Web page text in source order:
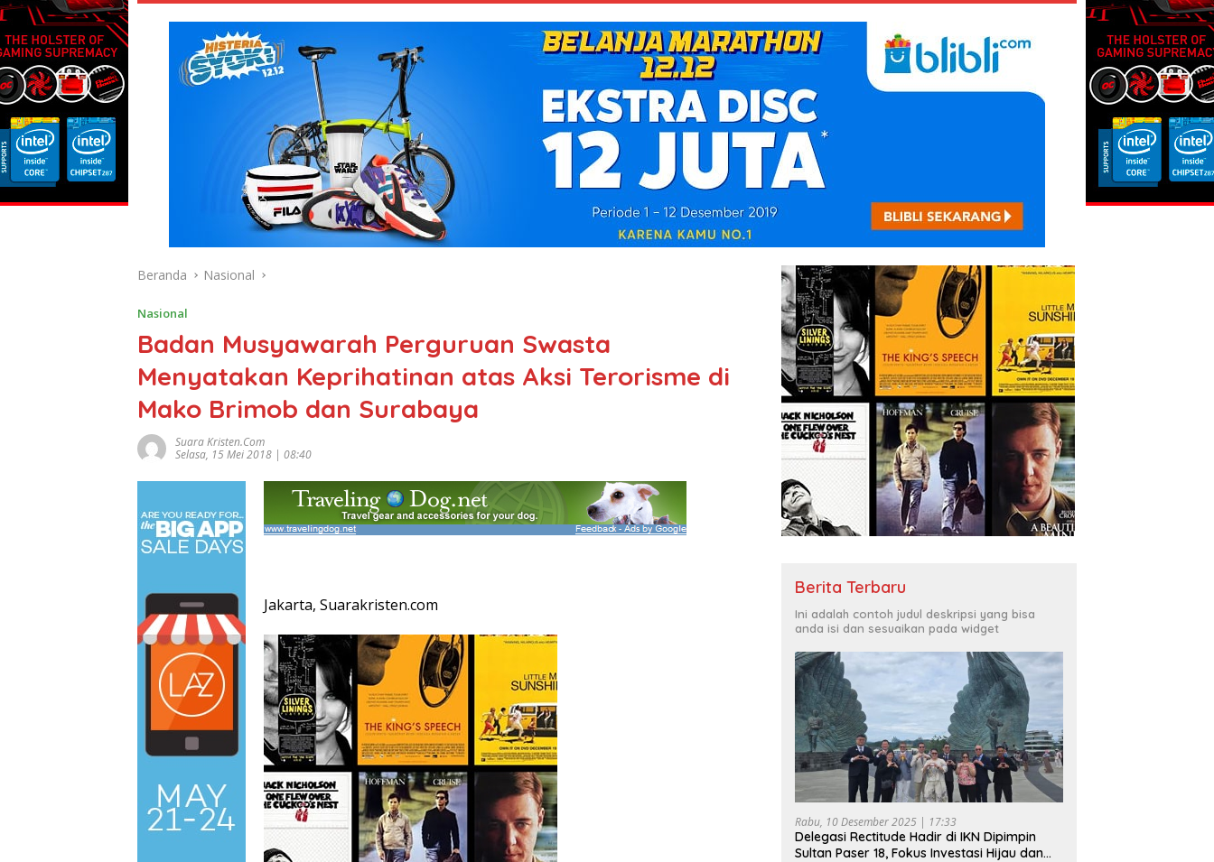
Beranda Nasional
Nasional
Badan Musyawarah Perguruan Swasta
Menyatakan Keprihatinan atas Aksi Terorisme di
Mako Brimob dan Surabaya
Suara Kristen.com
Selasa, 15 Mei 2018 | 08:40
Jakarta, Suarakristen.com
Berita Terbaru
Ini adalah contoh judul deskripsi yang bisa
anda isi dan sesuaikan pada widget
Rabu, 10 Desember 2025 | 17:33
Delegasi Rectitude Hadir di IKN Dipimpin
Sultan Paser 18, Fokus Investasi Hijau dan